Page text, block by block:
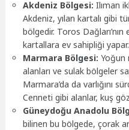
Akdeniz Bölgesi: Ilıman
Akdeniz, yılan kartalı gibi
bölgedir. Toros
kartallara ev sahipliği yapar.
Marmara Bölgesi: Yoğun
alanları ve sulak bölgeler
Marmara’da da varlığını
Cenneti gibi alanlar, kuş
Güneydoğu Anadolu
bilinen bu bölgede, çorak